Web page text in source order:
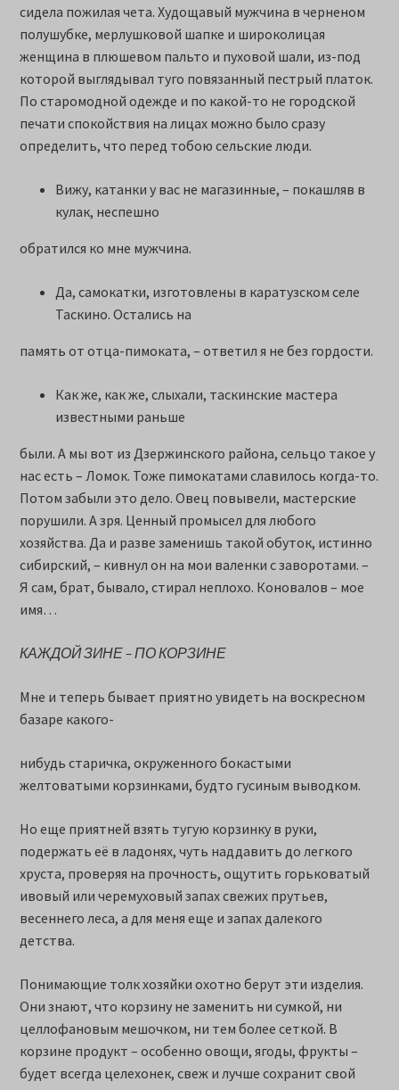
сидела пожилая чета. Худощавый мужчина в черненом
полушубке, мерлушковой шапке и широколицая
женщина в плюшевом пальто и пуховой шали, из-под
которой выглядывал туго повязанный пестрый платок.
По старомодной одежде и по какой-то не городской
печати спокойствия на лицах можно было сразу
определить, что перед тобою сельские люди.
Вижу, катанки у вас не магазинные, – покашляв в
кулак, неспешно
обратился ко мне мужчина.
Да, самокатки, изготовлены в каратузском селе
Таскино. Остались на
память от отца-пимоката, – ответил я не без гордости.
Как же, как же, слыхали, таскинские мастера
известными раньше
были. А мы вот из Дзержинского района, сельцо такое у
нас есть – Ломок. Тоже пимокатами славилось когда-то.
Потом забыли это дело. Овец повывели, мастерские
порушили. А зря. Ценный промысел для любого
хозяйства. Да и разве заменишь такой обуток, истинно
сибирский, – кивнул он на мои валенки с заворотами. –
Я сам, брат, бывало, стирал неплохо. Коновалов – мое
имя…
КАЖДОЙ ЗИНЕ – ПО КОРЗИНЕ
Мне и теперь бывает приятно увидеть на воскресном
базаре какого-
нибудь старичка, окруженного бокастыми
желтоватыми корзинками, будто гусиным выводком.
Но еще приятней взять тугую корзинку в руки,
подержать её в ладонях, чуть наддавить до легкого
хруста, проверяя на прочность, ощутить горьковатый
ивовый или черемуховый запах свежих прутьев,
весеннего леса, а для меня еще и запах далекого
детства.
Понимающие толк хозяйки охотно берут эти изделия.
Они знают, что корзину не заменить ни сумкой, ни
целлофановым мешочком, ни тем более сеткой. В
корзине продукт – особенно овощи, ягоды, фрукты –
будет всегда целехонек, свеж и лучше сохранит свой